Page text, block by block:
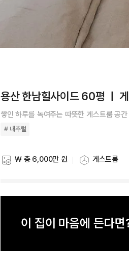
용산 한남힐사이드 60평 ㅣ
쌓인 하루를 녹여주는 따뜻한 게스트룸 공간
# 내추럴
스타일링 비용
₩ 총 6,000만 원
스타일링 공간
게스트룸
이 집이 마음에 든다